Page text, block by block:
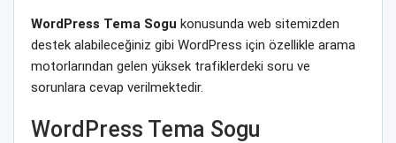
WordPress Tema Sogu konusunda web sitemizden
destek alabileceğiniz gibi WordPress için özellikle arama
motorlarından gelen yüksek trafiklerdeki soru ve
sorunlara cevap verilmektedir.
WordPress Tema Sogu